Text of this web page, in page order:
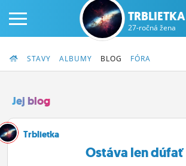
PRIHLÁS SA
ČINŽIAK
TRBLIETKA
27-ročná žena
STAVY ALBUMY BLOG FÓRA
Jej blog
Trblietka
Ostáva len dúfať